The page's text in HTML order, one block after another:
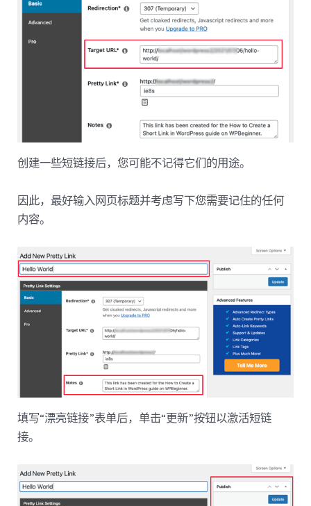
创建一些短链接后，您可能不记得它们的用途。
因此，最好输入网页标题并考虑写下您需要记住的任何
内容。
填写“漂亮链接”表单后，单击“更新”按钮以激活短链
接。